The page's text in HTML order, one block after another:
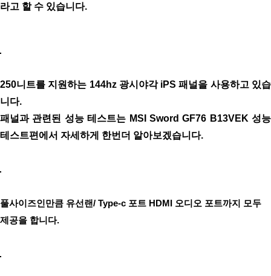
라고 할 수 있습니다.
250니트를 지원하는 144hz 광시야각 iPS 패널을 사용하고 있습
니다.
패널과 관련된 성능 테스트는 MSI Sword GF76 B13VEK 성능
테스트편에서 자세하게 한번더 알아보겠습니다.
풀사이즈인만큼 유선랜/ Type-c 포트 HDMI 오디오 포트까지 모두
제공을 합니다.